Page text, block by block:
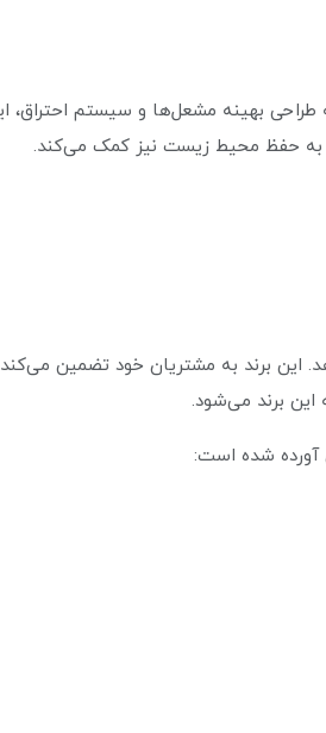
بهینه مشعل‌ها و سیستم احتراق،
به حفظ محیط زیست نیز کمک می‌کند.
برند به مشتریان خود تضمین
این برند می‌شود.
آورده شده است: